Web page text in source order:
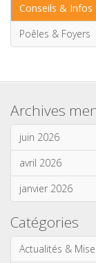
Conseils & Infos
Poêles & Foyers
Archives
juin 2026
avril 2026
janvier 2026
Catégories
Actualités &